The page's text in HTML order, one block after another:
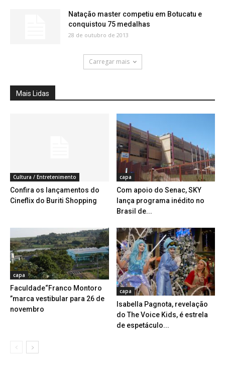
Natação master competiu em Botucatu e
conquistou 75 medalhas
28 de outubro de 2013
Carregar mais
Mais Lidas
Cultura / Entretenimento
Confira os lançamentos do
Cineflix do Buriti Shopping
capa
Com apoio do Senac, SKY
lança programa inédito no
Brasil de...
capa
Faculdade“Franco Montoro
”marca vestibular para 26 de
novembro
capa
Isabella Pagnota, revelação
do The Voice Kids, é estrela
de espetáculo...